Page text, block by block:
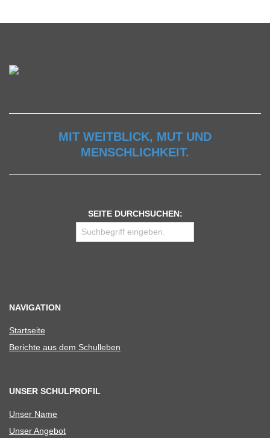
MIT WEITBLICK, MUT UND
MENSCHLICHKEIT.
SEITE DURCHSUCHEN:
NAVIGATION
Start­seite
Berichte aus dem Schulleben
UNSER SCHULPROFIL
Unser Name
Unser Ange­bot